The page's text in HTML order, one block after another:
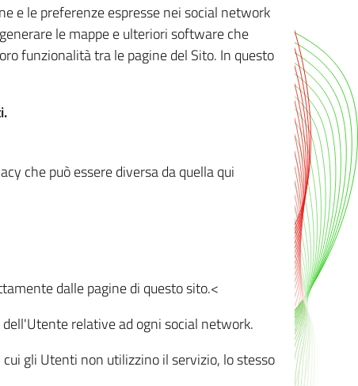
e le preferenze espresse nei social network
le mappe e ulteriori software che
funzionalità tra le pagine del Sito. In questo
che può essere diversa da quella qui
dalle pagine di questo sito.<
relative ad ogni social network.
gli Utenti non utilizzino il servizio, lo stesso